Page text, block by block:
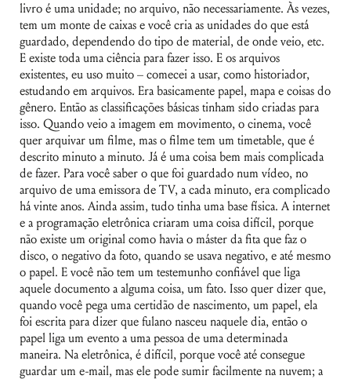
livro é uma unidade; no arquivo, não necessariamente. Às vezes,
tem um monte de caixas e você cria as unidades do que está
guardado, dependendo do tipo de material, de onde veio, etc.
E existe toda uma ciência para fazer isso. E os arquivos
existentes, eu uso muito – comecei a usar, como historiador,
estudando em arquivos. Era basicamente papel, mapa e coisas do
gênero. Então as classificações básicas tinham sido criadas para
isso. Quando veio a imagem em movimento, o cinema, você
quer arquivar um filme, mas o filme tem um timetable, que é
descrito minuto a minuto. Já é uma coisa bem mais complicada
de fazer. Para você saber o que foi guardado num vídeo, no
arquivo de uma emissora de TV, a cada minuto, era complicado
há vinte anos. Ainda assim, tudo tinha uma base física. A internet
e a programação eletrônica criaram uma coisa difícil, porque
não existe um original como havia o máster da fita que faz o
disco, o negativo da foto, quando se usava negativo, e até mesmo
o papel. E você não tem um testemunho confiável que liga
aquele documento a alguma coisa, um fato. Isso quer dizer que,
quando você pega uma certidão de nascimento, um papel, ela
foi escrita para dizer que fulano nasceu naquele dia, então o
papel liga um evento a uma pessoa de uma determinada
maneira. Na eletrônica, é difícil, porque você até consegue
guardar um e-mail, mas ele pode sumir facilmente na nuvem; a